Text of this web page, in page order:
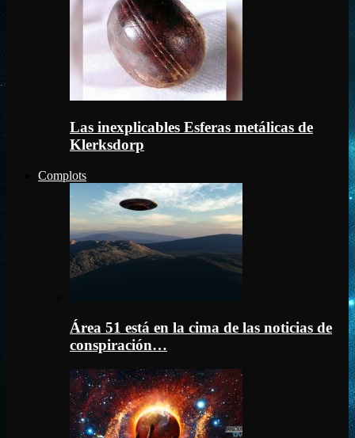
Las inexplicables Esferas metálicas de
Klerksdorp
Complots
Área 51 está en la cima de las noticias de
conspiración…